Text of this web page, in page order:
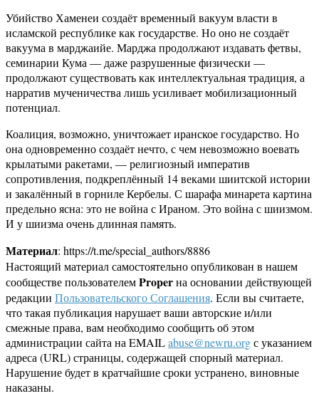
Убийство Хаменеи создаёт временный вакуум власти в
исламской республике как государстве. Но оно не создаёт
вакуума в марджаийе. Марджа продолжают издавать фетвы,
семинарии Кума — даже разрушенные физически —
продолжают существовать как интеллектуальная традиция, а
нарратив мученичества лишь усиливает мобилизационный
потенциал.
Коалиция, возможно, уничтожает иранское государство. Но
она одновременно создаёт нечто, с чем невозможно воевать
крылатыми ракетами, — религиозный императив
сопротивления, подкреплённый 14 веками шиитской истории
и закалённый в горниле Кербелы. С шарафа минарета картина
предельно ясна: это не война с Ираном. Это война с шиизмом.
И у шиизма очень длинная память.
Материал: https://t.me/special_authors/8886
Настоящий материал самостоятельно опубликован в нашем
сообществе пользователемProperна основании действующей
редакции Пользовательского Соглашения. Если вы считаете,
что такая публикация нарушает ваши авторские и/или
смежные права, вам необходимо сообщить об этом
администрации сайта на EMAILabuse@newru.orgс указанием
адреса (URL) страницы, содержащей спорный материал.
Нарушение будет в кратчайшие сроки устранено, виновные
наказаны.